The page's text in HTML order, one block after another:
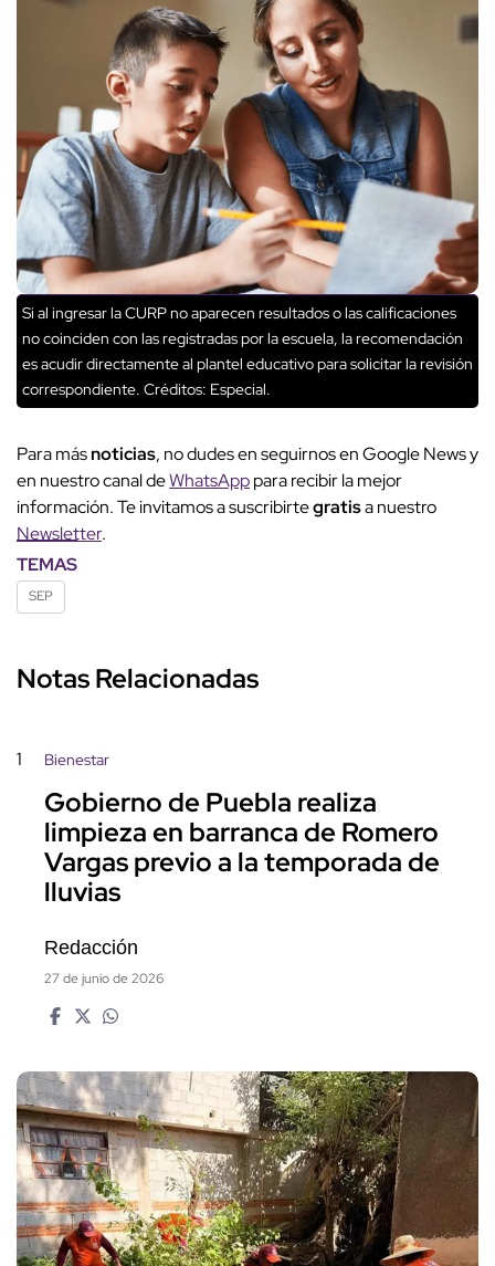
Si al ingresar la CURP no aparecen resultados o las calificaciones
no coinciden con las registradas por la escuela, la recomendación
es acudir directamente al plantel educativo para solicitar la revisión
correspondiente. Créditos: Especial.
Para másnoticias, no dudes en seguirnos en Google News y
en nuestro canal deWhatsApppara recibir la mejor
información. Te invitamos a suscribirtegratisa nuestro
Newsletter.
TEMAS
SEP
Notas Relacionadas
1 Bienestar
Gobierno de Puebla realiza
limpieza en barranca de Romero
Vargas previo a la temporada de
lluvias
Redacción
27 de junio de 2026